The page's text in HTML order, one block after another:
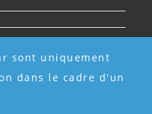
sont uniquement
dans le cadre d'un
908 216 955 00017 -